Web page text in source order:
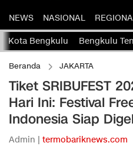
NEWS NASIONAL
Kota Bengkulu Bengkulu
Beranda JAKARTA
Tiket SRIBUFEST
Hari Ini: Festival
Indonesia Siap
Admin | termobariknews.com